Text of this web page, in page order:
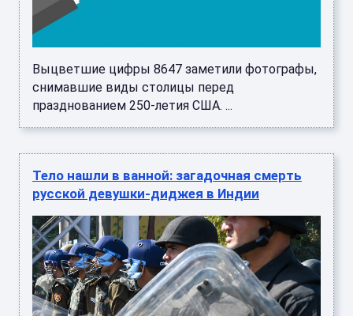
Выцветшие цифры 8647 заметили фотографы,
снимавшие виды столицы перед
празднованием 250-летия США. ...
Тело нашли в ванной: загадочная смерть
русской девушки-диджея в Индии